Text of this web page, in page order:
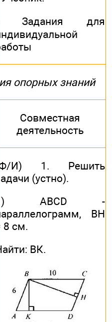
Задания для
опорных знаний
Совместная
деятельность
И) 1. Решить
(устно).
ABCD -
ВН
8 см.
ВК.